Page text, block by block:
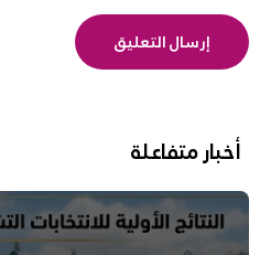
أخبار متفاعلة